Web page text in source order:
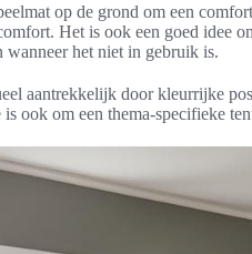
op de grond om een
Het is ook een goed idee
wanneer het niet in gebruik is.
aantrekkelijk door kleurrijke
ook om een thema-specifieke